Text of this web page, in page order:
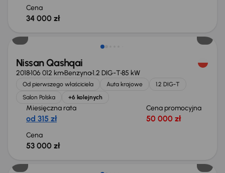
Cena
34 000 zł
Nissan Qashqai
2018106 012 kmBenzyna1.2 DIG-T85 kW
Od pierwszego właściciela Auta krajowe
1.2 DIG-T
Salon Polska
+6 kolejnych
Miesięczna rata
od 315 zł
Cena promocyjna
50 000 zł
Cena
53 000 zł
Taniej o 1 000 zł